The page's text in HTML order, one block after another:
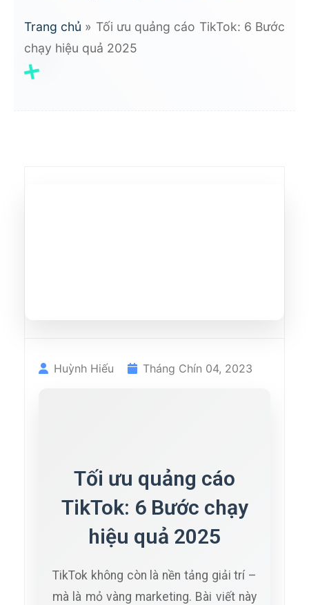
Trang chủ » Tối ưu quảng cáo TikTok: 6 Bước
chạy hiệu quả 2025
Huỳnh Hiếu Tháng Chín 04, 2023
Tối ưu quảng cáo
TikTok: 6 Bước chạy
hiệu quả 2025
TikTok không còn là nền tảng giải trí –
mà là mỏ vàng marketing. Bài viết này